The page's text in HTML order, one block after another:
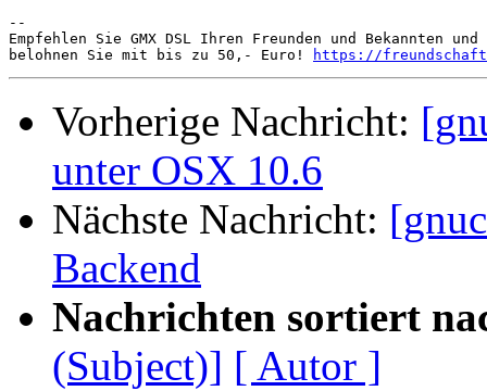
--
Empfehlen Sie GMX DSL Ihren Freunden und Bekannten
belohnen Sie mit bis zu 50,- Euro!
https://
Vorherige Nachricht:
unter OSX 10.6
Nächste Nachricht:
Backend
Nachrichten sortiert
(Subject)] [ Autor ]